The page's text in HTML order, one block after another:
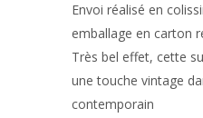
Envoi réalisé en
emballage en carton
Très bel effet, cette
une touche vintage
contemporain